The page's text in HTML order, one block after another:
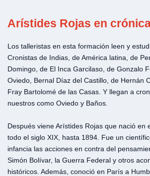
Arístides Rojas en
Los talleristas en esta formación leen y
Cronistas de Indias, de América latina, de
Domingo, de El Inca Garcilaso, de Gonzalo
Oviedo, Bernal Díaz del Castillo, de Hernán
Fray Bartolomé de las Casas. Y llegan a
nuestros como Oviedo y Baños.
Después viene Arístides Rojas que nació en
todo el siglo XIX, hasta 1894. Fue un
infancia las acciones en contra del
Simón Bolívar, la Guerra Federal y otros
históricos. Además, conoció en París a